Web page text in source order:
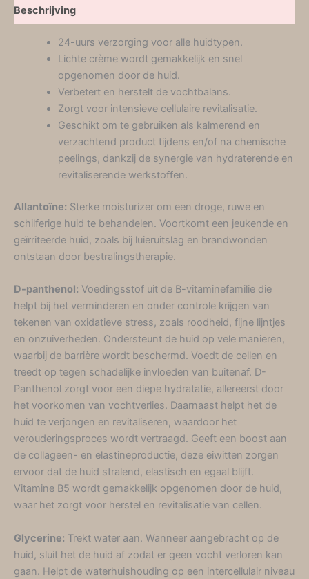
Beschrijving
24-uurs verzorging voor alle huidtypen.
Lichte crème wordt gemakkelijk en snel
opgenomen door de huid.
Verbetert en herstelt de vochtbalans.
Zorgt voor intensieve cellulaire revitalisatie.
Geschikt om te gebruiken als kalmerend en
verzachtend product tijdens en/of na chemische
peelings, dankzij de synergie van hydraterende en
revitaliserende werkstoffen.
Allantoïne: Sterke moisturizer om een droge, ruwe en
schilferige huid te behandelen. Voortkomt een jeukende en
geïrriteerde huid, zoals bij luieruitslag en brandwonden
ontstaan door bestralingstherapie.
D-panthenol: Voedingsstof uit de B-vitaminefamilie die
helpt bij het verminderen en onder controle krijgen van
tekenen van oxidatieve stress, zoals roodheid, fijne lijntjes
en onzuiverheden. Ondersteunt de huid op vele manieren,
waarbij de barrière wordt beschermd. Voedt de cellen en
treedt op tegen schadelijke invloeden van buitenaf. D-
Panthenol zorgt voor een diepe hydratatie, allereerst door
het voorkomen van vochtverlies. Daarnaast helpt het de
huid te verjongen en revitaliseren, waardoor het
verouderingsproces wordt vertraagd. Geeft een boost aan
de collageen- en elastineproductie, deze eiwitten zorgen
ervoor dat de huid stralend, elastisch en egaal blijft.
Vitamine B5 wordt gemakkelijk opgenomen door de huid,
waar het zorgt voor herstel en revitalisatie van cellen.
Glycerine: Trekt water aan. Wanneer aangebracht op de
huid, sluit het de huid af zodat er geen vocht verloren kan
gaan. Helpt de waterhuishouding op een intercellulair niveau